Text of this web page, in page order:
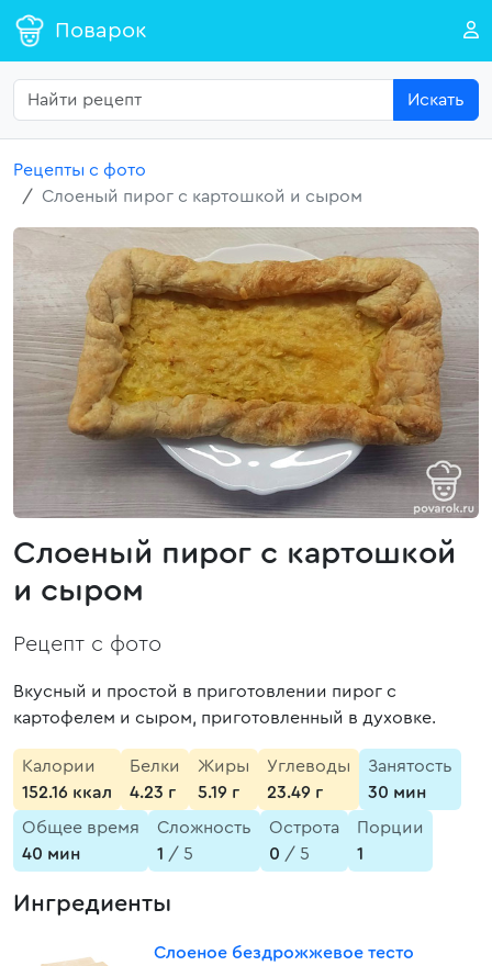
Поварок
Искать
Рецепты с фото
Слоеный пирог с картошкой и сыром
Слоеный пирог с картошкой
и сыром
Рецепт с фото
Вкусный и простой в приготовлении пирог с
картофелем и сыром, приготовленный в духовке.
Калории
152.16 ккал
Белки
4.23 г
Жиры
5.19 г
Углеводы
23.49 г
Занятость
30 мин
Общее время
40 мин
Сложность
1 / 5
Острота
0 / 5
Порции
1
Ингредиенты
Слоеное бездрожжевое тесто